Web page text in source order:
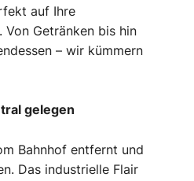
auf Ihre
Getränken bis hin
– wir kümmern
gelegen
Bahnhof entfernt und
Das industrielle Flair